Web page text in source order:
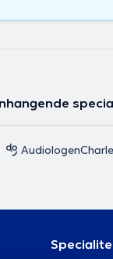
Audiologen